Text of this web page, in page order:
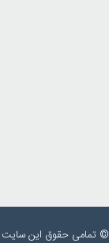
© تمامی حقوق این سایت